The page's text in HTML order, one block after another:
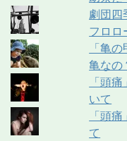
劇団四
フロロ
「亀
亀なの
「頭
いて
「頭
て